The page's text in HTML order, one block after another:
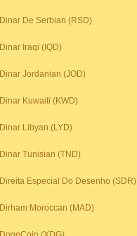
Dinar De Serbian (RSD)
Dinar Iraqi (IQD)
Dinar Jordanian (JOD)
Dinar Kuwaiti (KWD)
Dinar Libyan (LYD)
Dinar Tunisian (TND)
Direita Especial Do Desenho (SDR)
Dirham Moroccan (MAD)